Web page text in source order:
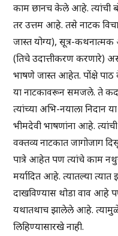
काम छानच केले आहे. त्यांची
तर उत्तम आहे. तसे नाटक
जास्त योग्य), सूत्र-
(तिचे उदात्तीकरण करणारे)
भाषणे जास्त आहेत. पोंक्षे
या नाटकावरून समजले. ते
त्यांच्या अभि-नयाला निदान
भीमदेवी भाषणांना आहे.
वक्तव्य नाटकात जागोजाग
पात्रे आहेत पण त्यांचे काम
मर्यादित आहे. त्यातल्या
दाखविण्यास थोडा वाव आहे
यथातथाच झालेले आहे. त्यामुळे
लिहिण्यासारखे नाही.